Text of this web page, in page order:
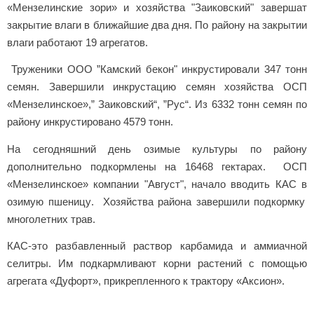
«Мензелинские зори» и хозяйства"Заиковский" завершат
закрытие влаги в ближайшие два дня. По району на закрытии
влаги работают 19 агрегатов.
Труженики ООО ”Камский бекон" инкрустировали 347 тонн
семян. Завершили инкрустацию семян хозяйства ОСП
«Мензелинское»,”Заиковский“, ”Рус“. Из 6332 тонн семян по
району инкрустировано 4579 тонн.
На сегодняшний день озимые культуры по району
дополнительно подкормлены на 16468 гектарах. ОСП
«Мензелинское» компании "Август", начало вводить КАС в
озимую пшеницу. Хозяйства района завершили подкормку
многолетних трав.
КАС-это разбавленный раствор карбамида и аммиачной
селитры.
Им подкармливают корни растений с помощью
агрегата «Дуфорт», прикрепленного к трактору «Аксион».